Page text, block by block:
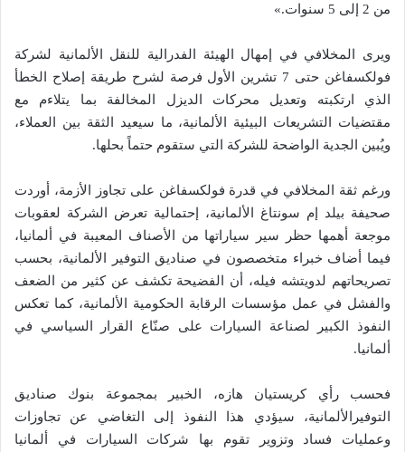
من 2 إلى 5 سنوات.»
ويرى المخلافي في إمهال الهيئة الفدرالية للنقل الألمانية لشركة
فولكسفاغن حتى 7 تشرين الأول فرصة لشرح طريقة إصلاح الخطأ
الذي ارتكبته وتعديل محركات الديزل المخالفة بما يتلاءم مع
مقتضيات التشريعات البيئية الألمانية، ما سيعيد الثقة بين العملاء،
ويُبين الجدية الواضحة للشركة التي ستقوم حتماً بحلها.
ورغم ثقة المخلافي في قدرة فولكسفاغن على تجاوز الأزمة، أوردت
صحيفة بيلد إم سونتاغ الألمانية، إحتمالية تعرض الشركة لعقوبات
موجعة أهمها حظر سير سياراتها من الأصناف المعيبة في ألمانيا،
فيما أضاف خبراء متخصصون في صناديق التوفير الألمانية، بحسب
تصريحاتهم لدويتشه فيله، أن الفضيحة تكشف عن كثير من الضعف
والفشل في عمل مؤسسات الرقابة الحكومية الألمانية، كما تعكس
النفوذ الكبير لصناعة السيارات على صنّاع القرار السياسي في
ألمانيا.
فحسب رأي كريستيان هازه، الخبير بمجموعة بنوك صناديق
التوفيرالألمانية، سيؤدي هذا النفوذ إلى التغاضي عن تجاوزات
وعمليات فساد وتزوير تقوم بها شركات السيارات في ألمانيا